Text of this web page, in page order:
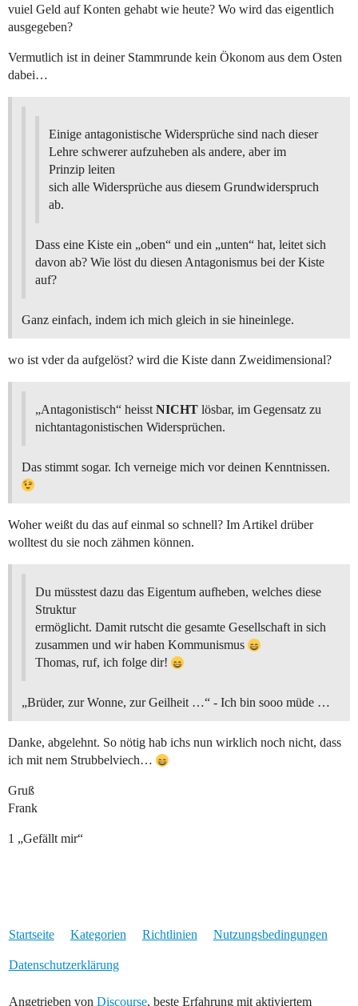
vuiel Geld auf Konten gehabt wie heute? Wo wird das eigentlich
ausgegeben?
Vermutlich ist in deiner Stammrunde kein Ökonom aus dem Osten
dabei…
Einige antagonistische Widersprüche sind nach dieser
Lehre schwerer aufzuheben als andere, aber im
Prinzip leiten
sich alle Widersprüche aus diesem Grundwiderspruch
ab.
Dass eine Kiste ein „oben“ und ein „unten“ hat, leitet sich
davon ab? Wie löst du diesen Antagonismus bei der Kiste
auf?
Ganz einfach, indem ich mich gleich in sie hineinlege.
wo ist vder da aufgelöst? wird die Kiste dann Zweidimensional?
„Antagonistisch“ heisst NICHT lösbar, im Gegensatz zu
nichtantagonistischen Widersprüchen.
Das stimmt sogar. Ich verneige mich vor deinen Kenntnissen.
Woher weißt du das auf einmal so schnell? Im Artikel drüber
wolltest du sie noch zähmen können.
Du müsstest dazu das Eigentum aufheben, welches diese
Struktur
ermöglicht. Damit rutscht die gesamte Gesellschaft in sich
zusammen und wir haben Kommunismus
Thomas, ruf, ich folge dir!
„Brüder, zur Wonne, zur Geilheit …“ - Ich bin sooo müde …
Danke, abgelehnt. So nötig hab ichs nun wirklich noch nicht, dass
ich mit nem Strubbelviech…
Gruß
Frank
1 „Gefällt mir“
Startseite Kategorien Richtlinien Nutzungsbedingungen
Datenschutzerklärung
Angetrieben von Discourse, beste Erfahrung mit aktiviertem